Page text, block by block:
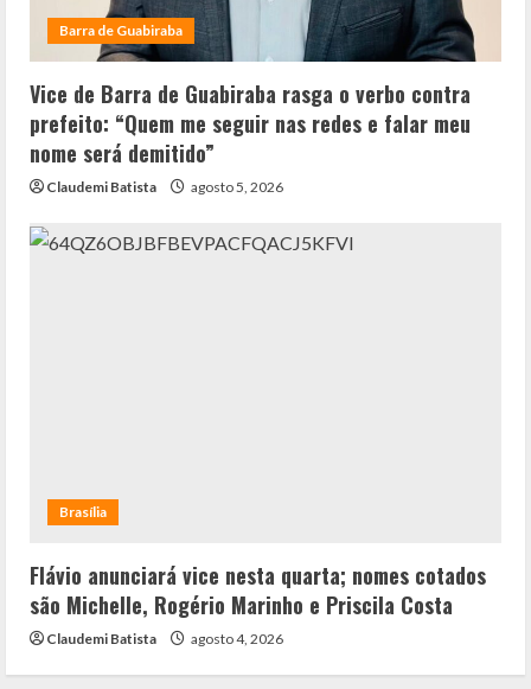
Barra de Guabiraba
Vice de Barra de Guabiraba rasga o verbo contra
prefeito: “Quem me seguir nas redes e falar meu
nome será demitido”
Claudemi Batista agosto 5, 2026
Brasília
Flávio anunciará vice nesta quarta; nomes cotados
são Michelle, Rogério Marinho e Priscila Costa
Claudemi Batista agosto 4, 2026